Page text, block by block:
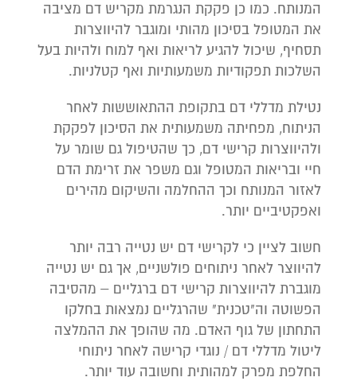
המנותח. כמו כן פקקת הנגרמת מקריש דם מציבה
את המטופל בסיכון מהותי ומוגבר להיווצרות
תסחיף, שיכול להגיע לריאות ואף למוח ולהיות בעל
השלכות תפקודיות משמעותיות ואף קטלניות.
נטילת מדללי דם בתקופת ההתאוששות לאחר
הניתוח, מפחיתה משמעותית את הסיכון לפקקת
ולהיווצרות קרישי דם, כך שהטיפול גם שומר על
חיי ובריאות המטופל וגם משפר את זרימת הדם
לאזור המנותח וכך ההחלמה והשיקום מהירים
ואפקטיביים יותר.
חשוב לציין כי לקרישי דם יש נטייה רבה יותר
להיווצר לאחר ניתוחים פולשניים, אך גם יש נטייה
מוגברת להיווצרות קרישי דם ברגליים – מהסיבה
הפשוטה וה"טכנית" שהרגליים נמצאות בחלקו
התחתון של גוף האדם. מה שהופך את ההמלצה
ליטול מדללי דם / נוגדי קרישה לאחר ניתוחי
החלפת מפרק למהותית וחשובה עוד יותר.